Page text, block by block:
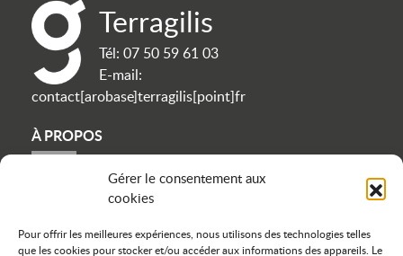
Gérer le consentement aux
cookies
Pour offrir les meilleures expériences, nous utilisons des technologies telles
que les cookies pour stocker et/ou accéder aux informations des appareils. Le
Terragilis
Tél: 07 50 59 61 03
E-mail:
contact[arobase]terragilis[point]fr
À PROPOS
Politique de confidentialité
Plan du site